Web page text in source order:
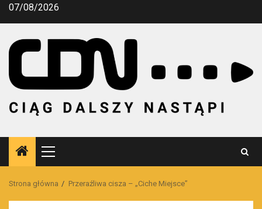
Przejdź
07/08/2026
Menu
główne
Strona główna Przeraźliwa cisza – „Ciche Miejsce”